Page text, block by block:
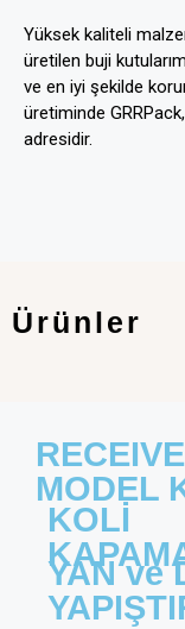
Yüksek kaliteli
üretilen buji
ve en iyi şekilde
üretiminde
adresidir.
Ürünler
MODEL
KOLİ
YAN ve